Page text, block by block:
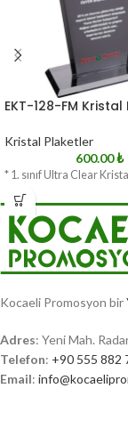
EKT-128-FM Kristal
Kristal Plaketler
600.00₺
* 1. sınıf Ultra Clear
Kocaeli Promosyon bir
Adres: Yeni Mah.
Telefon: +90 555 882
Email: